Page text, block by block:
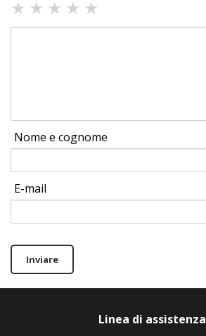
★ ★ ★ ★ ★
Nome e cognome
E-mail
Inviare
Linea di assistenza